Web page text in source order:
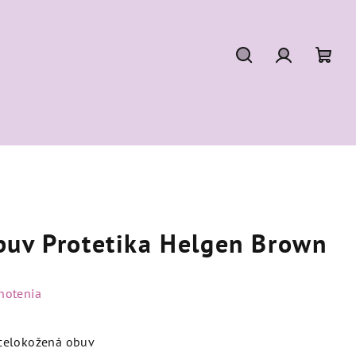
Protetika Helgen Brown
obuv